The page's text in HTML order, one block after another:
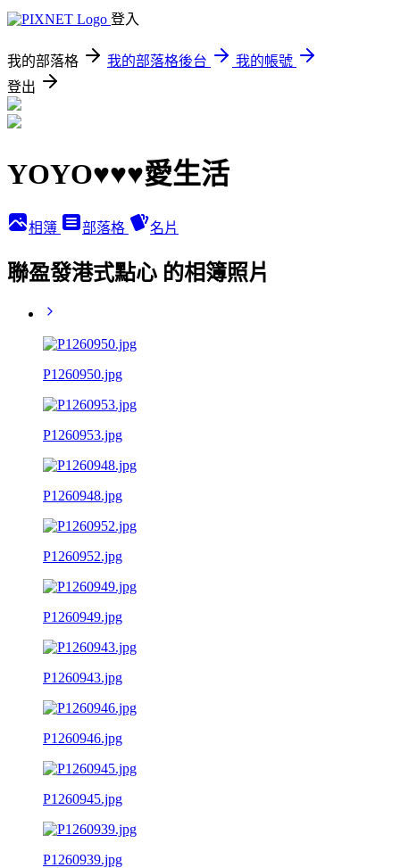
登入
我的部落格 我的部落格後台
我的帳號
登出
YOYO♥♥♥愛生活
相簿 部落格 名片
聯盈發港式點心 的相簿照片
P1260950.jpg
P1260953.jpg
P1260948.jpg
P1260952.jpg
P1260949.jpg
P1260943.jpg
P1260946.jpg
P1260945.jpg
P1260939.jpg